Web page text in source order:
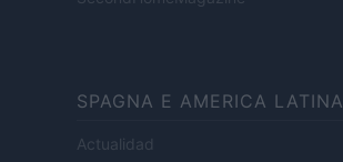
SPAGNA E AMERICA LATINA
Actualidad